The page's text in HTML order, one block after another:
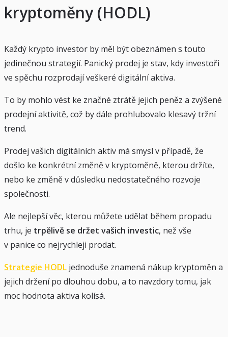
kryptoměny (HODL)
Každý krypto investor by měl být obeznámen s touto
jedinečnou strategií. Panický prodej je stav, kdy investoři
ve spěchu rozprodají veškeré digitální aktiva.
To by mohlo vést ke značné ztrátě jejich peněz a zvýšené
prodejní aktivitě, což by dále prohlubovalo klesavý tržní
trend.
Prodej vašich digitálních aktiv má smysl v případě, že
došlo ke konkrétní změně v kryptoměně, kterou držíte,
nebo ke změně v důsledku nedostatečného rozvoje
společnosti.
Ale nejlepší věc, kterou můžete udělat během propadu
trhu, je trpělivě se držet vašich investic, než vše
v panice co nejrychleji prodat.
Strategie HODL jednoduše znamená nákup kryptoměn a
jejich držení po dlouhou dobu, a to navzdory tomu, jak
moc hodnota aktiva kolísá.